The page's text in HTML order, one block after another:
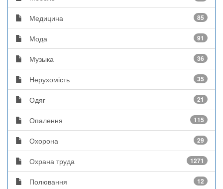
Медицина 85
Мода 91
Музыка 36
Нерухомість 35
Одяг 21
Опалення 115
Охорона 29
Охрана труда 1271
Полювання 12